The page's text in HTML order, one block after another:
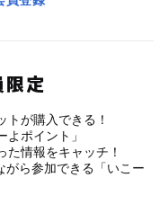
定
がら参加できる「いこー